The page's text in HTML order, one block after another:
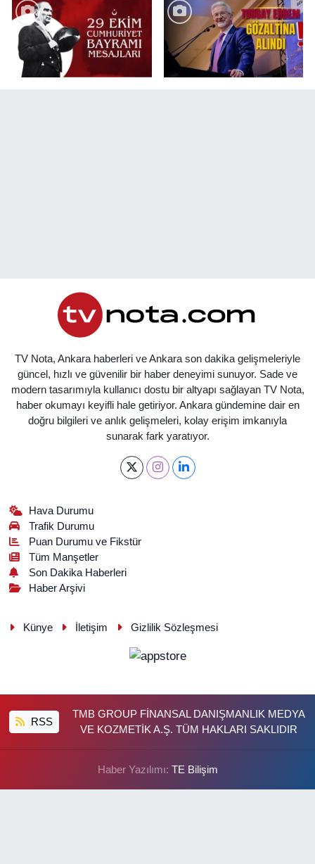
TV Nota, Ankara haberleri ve Ankara son dakika gelişmeleriyle
güncel, hızlı ve güvenilir bir haber deneyimi sunuyor. Sade ve
modern tasarımıyla kullanıcı dostu bir altyapı sağlayan TV Nota,
haber okumayı keyifli hale getiriyor. Ankara gündemine dair en
doğru bilgileri ve anlık gelişmeleri, kolay erişim imkanıyla
sunarak fark yaratıyor.
Hava Durumu
Trafik Durumu
Puan Durumu ve Fikstür
Tüm Manşetler
Son Dakika Haberleri
Haber Arşivi
Künye İletişim Gizlilik Sözleşmesi
RSS
TMB GROUP FİNANSAL DANIŞMANLIK MEDYA
VE KOZMETİK A.Ş. TÜM HAKLARI SAKLIDIR
Haber Yazılımı: TE Bilişim